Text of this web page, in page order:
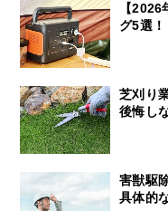
【
グ5選
芝刈り
後悔し
害獣駆
具体的